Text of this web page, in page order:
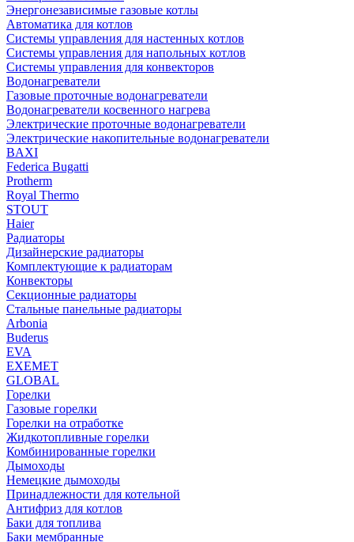
Энергонезависимые газовые котлы
Автоматика для котлов
Системы управления для настенных котлов
Системы управления для напольных котлов
Системы управления для конвекторов
Водонагреватели
Газовые проточные водонагреватели
Водонагреватели косвенного нагрева
Электрические проточные водонагреватели
Электрические накопительные водонагреватели
BAXI
Federica Bugatti
Protherm
Royal Thermo
STOUT
Haier
Радиаторы
Дизайнерские радиаторы
Комплектующие к радиаторам
Конвекторы
Секционные радиаторы
Стальные панельные радиаторы
Arbonia
Buderus
EVA
EXEMET
GLOBAL
Горелки
Газовые горелки
Горелки на отработке
Жидкотопливные горелки
Комбинированные горелки
Дымоходы
Немецкие дымоходы
Принадлежности для котельной
Антифриз для котлов
Баки для топлива
Баки мембранные